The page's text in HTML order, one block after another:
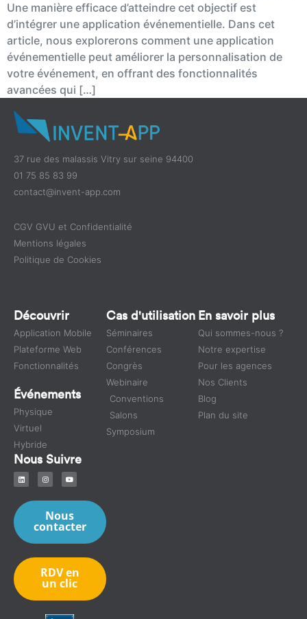
Une manière efficace d’atteindre cet objectif est
d’intégrer une application événementielle. Dans cet
article, nous explorerons comment une application
événementielle peut améliorer la personnalisation de
votre événement, en offrant des fonctionnalités
avancées qui […]
37 rue des malassis Vitry sur seine 94400
01 75 85 83 99
contact@invent-app.com
CGV GVU et Confidentialité
Mentions légales
Politique de Cookies
Découvrir
Application Mobile
Plateforme Web
Fonctionnalités
Événements
Physique
Virtuel
Hybride
Cas d'utilisation
Séminaires
Conférences
Congrès
Webinaire
Conventions
Salons
Symposium
En savoir plus
Qui sommes-nous ?
Notre expertise
Pour les agences
Nos Clients
Blog
Plan du site
Nous Suivre
Nous
contacter
RDV en
un clic